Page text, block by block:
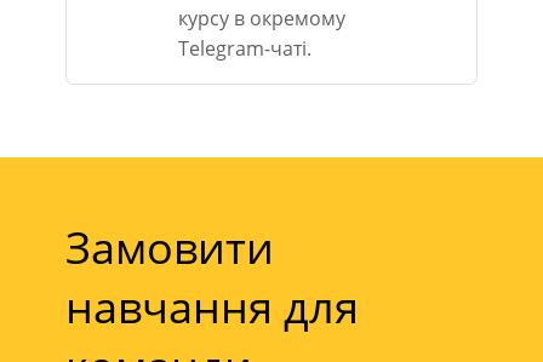
курсу в окремому
Telegram-чаті.
Замовити
навчання для